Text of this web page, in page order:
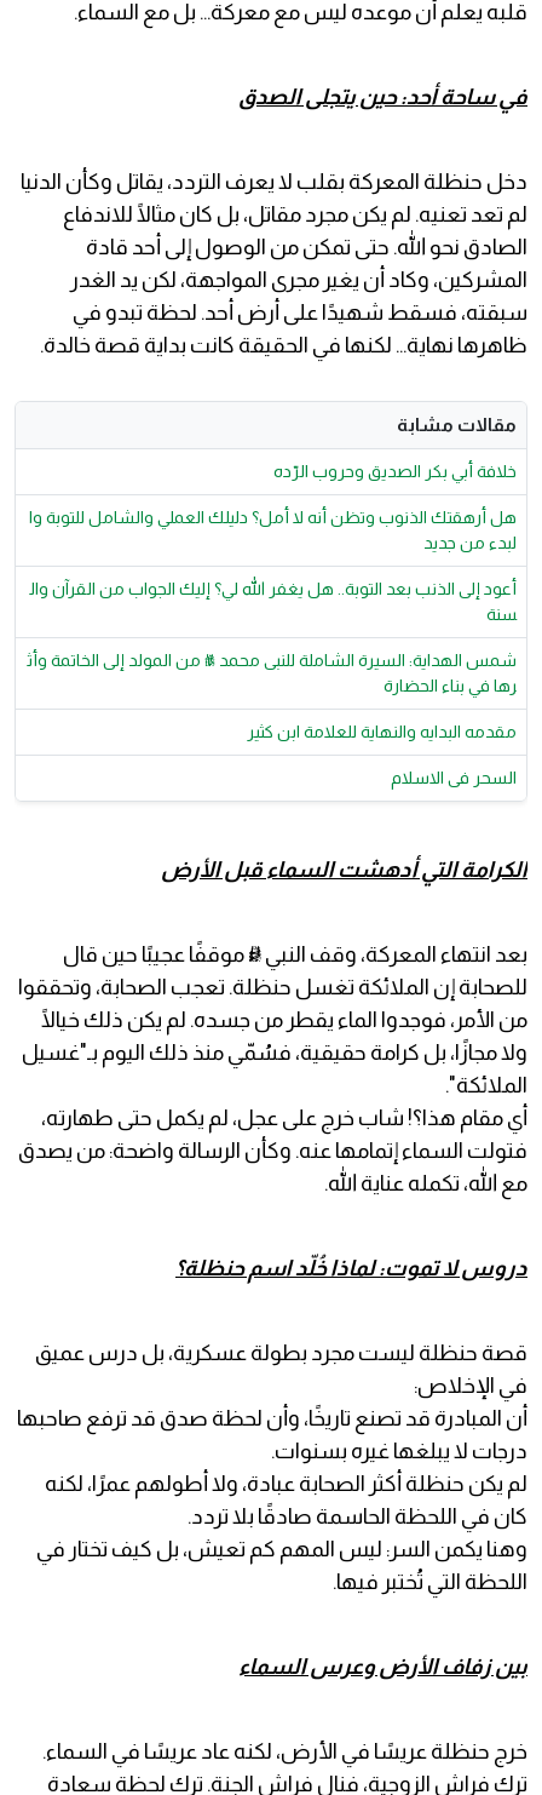
قلبه يعلم أن موعده ليس مع معركة… بل مع السماء.
في ساحة أحد: حين يتجلى الصدق
دخل حنظلة المعركة بقلب لا يعرف التردد، يقاتل وكأن الدنيا
لم تعد تعنيه. لم يكن مجرد مقاتل، بل كان مثالًا للاندفاع
الصادق نحو الله. حتى تمكن من الوصول إلى أحد قادة
المشركين، وكاد أن يغير مجرى المواجهة، لكن يد الغدر
سبقته، فسقط شهيدًا على أرض أحد. لحظة تبدو في
ظاهرها نهاية… لكنها في الحقيقة كانت بداية قصة خالدة.
مقالات مشابة
خلافة أبي بكر الصديق وحروب الرّده
هل أرهقتك الذنوب وتظن أنه لا أمل؟ دليلك العملي والشامل للتوبة وا
لبدء من جديد
أعود إلى الذنب بعد التوبة.. هل يغفر الله لي؟ إليك الجواب من القرآن وال
سنة
شمس الهداية: السيرة الشاملة للنبى محمد ﷺ من المولد إلى الخاتمة وأث
رها في بناء الحضارة
مقدمه البدايه والنهاية للعلامة ابن كثير
السحر فى الاسلام
الكرامة التي أدهشت السماء قبل الأرض
بعد انتهاء المعركة، وقف النبي ﷺ موقفًا عجيبًا حين قال
للصحابة إن الملائكة تغسل حنظلة. تعجب الصحابة، وتحققوا
من الأمر، فوجدوا الماء يقطر من جسده. لم يكن ذلك خيالًا
ولا مجازًا، بل كرامة حقيقية، فسُمّي منذ ذلك اليوم بـ"غسيل
الملائكة".
أي مقام هذا؟! شاب خرج على عجل، لم يكمل حتى طهارته،
فتولت السماء إتمامها عنه. وكأن الرسالة واضحة: من يصدق
مع الله، تكمله عناية الله.
دروس لا تموت: لماذا خُلّد اسم حنظلة؟
قصة حنظلة ليست مجرد بطولة عسكرية، بل درس عميق
في الإخلاص:
أن المبادرة قد تصنع تاريخًا، وأن لحظة صدق قد ترفع صاحبها
درجات لا يبلغها غيره بسنوات.
لم يكن حنظلة أكثر الصحابة عبادة، ولا أطولهم عمرًا، لكنه
كان في اللحظة الحاسمة صادقًا بلا تردد.
وهنا يكمن السر: ليس المهم كم تعيش، بل كيف تختار في
اللحظة التي تُختبر فيها.
بين زفاف الأرض وعرس السماء
خرج حنظلة عريسًا في الأرض، لكنه عاد عريسًا في السماء.
ترك فراش الزوجية، فنال فراش الجنة. ترك لحظة سعادة